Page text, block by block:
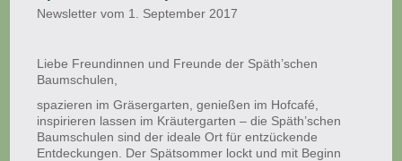
Newsletter vom 1. September 2017
Liebe Freundinnen und Freunde der Späth’schen
Baumschulen,
spazieren im Gräsergarten, genießen im Hofcafé,
inspirieren lassen im Kräutergarten – die Späth’schen
Baumschulen sind der ideale Ort für entzückende
Entdeckungen. Der Spätsommer lockt und mit Beginn